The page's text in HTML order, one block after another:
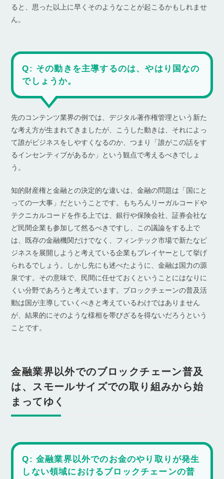
ると、思った以上に早くそのようなことが起こるかもしれませ
ん。
Q: その動きを主導するのは、やはり国なの
でしょうか。
先のコンテンツ業界の例では、デジタル著作権管理という新た
な考え方が生まれてきましたが、こうした動きは、それによっ
て誰がビジネスをしやすくなるのか、つまり「誰がこの話をす
るインセンティブがあるか」という観点で考えるべきでしょ
う。
知的財産権と金融との決定的な違いは、金融の問題は「国にと
っての一大事」だということです。もちろんリーガルコードや
テクニカルコードを作る上では、銀行や保険会社、証券会社な
ど民間企業も参加して然るべきですし、この議論をする上で
は、既存の金融機関だけでなく、フィンテック市場で新たなビ
ジネスを展開しようと考えている企業もプレイヤーとして挙げ
られるでしょう。しかし先にも述べたように、金融は国力の源
泉です。その意味で、民間に任せておくということにはなりに
くい分野であろうと考えています。ブロックチェーンの普及活
動は国が主導していくべきと考えているわけではありません
が、結果的にそのような様相を帯びざるを得ないだろうという
ことです。
金融業界以外でのブロックチェーン普及
は、スモールサイズでの取り組みから始
まってゆく
Q: 金融業界以外でのお金のやり取りが発生
しない領域におけるブロックチェーンの普